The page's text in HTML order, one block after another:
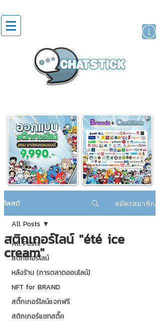
โพสต์ สมัครสมาชิก
All Posts
สติกเกอร์ไลน์
หลังร้าน (การตลาดออนไลน์)
NFT for BRAND
สติ๊กเกอร์ไลน์แจกฟรี
สติกเกอร์แชทสติ๊ค
All Posts
สติกเกอร์ไลน์ "été ice
cream"